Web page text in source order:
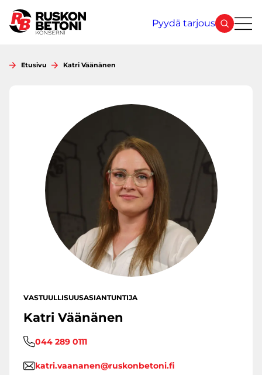
sisältöön
Pyydä tarjous
Etusivu Katri Väänänen
VASTUULLISUUSASIANTUNTIJA
Katri Väänänen
044 289 0111
katri.vaananen@ruskonbetoni.fi